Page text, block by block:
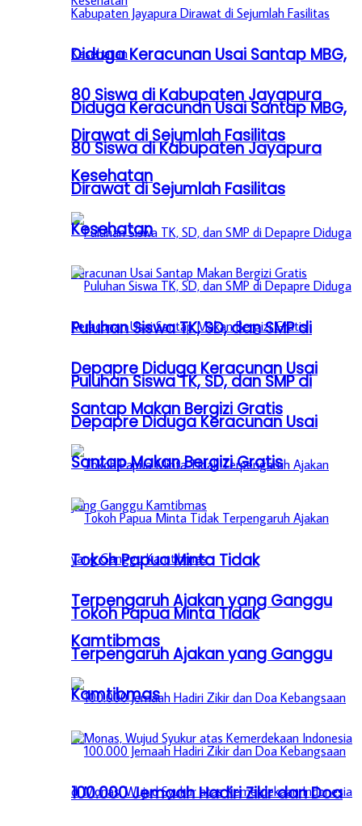
Diduga Keracunan Usai Santap MBG,
80 Siswa di Kabupaten Jayapura
Dirawat di Sejumlah Fasilitas
Kesehatan
Puluhan Siswa TK, SD, dan SMP di
Depapre Diduga Keracunan Usai
Santap Makan Bergizi Gratis
Tokoh Papua Minta Tidak
Terpengaruh Ajakan yang Ganggu
Kamtibmas
100.000 Jemaah Hadiri Zikir dan Doa
Diduga Keracunan Usai Santap MBG,
80 Siswa di Kabupaten Jayapura
Dirawat di Sejumlah Fasilitas
Kesehatan
Puluhan Siswa TK, SD, dan SMP di
Depapre Diduga Keracunan Usai
Santap Makan Bergizi Gratis
Tokoh Papua Minta Tidak
Terpengaruh Ajakan yang Ganggu
Kamtibmas